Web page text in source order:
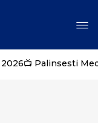
📺 Palinsesti